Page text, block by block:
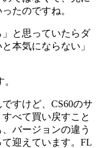
たのですね。
と思っていたらダ
本気にならない」
すけど、CS60のサ
べて買い戻すこと
バージョンの違う
迎えています。FL